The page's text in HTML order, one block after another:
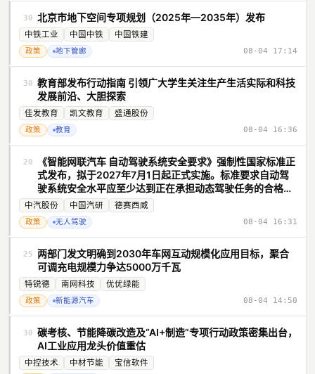
30 北京市地下空间专项规划（2025年—2035年）发布
中铁工业 中国中铁 中国铁建
政策 地下管廊 08-04 17:14
30 教育部发布行动指南 引领广大学生关注生产生活实际和科技
发展前沿、大胆探索
佳发教育 凯文教育 盛通股份
政策 教育 08-04 16:36
20
《智能网联汽车 自动驾驶系统安全要求》强制性国家标准正
式发布，拟于2027年7月1日起正式实施。标准要求自动驾
驶系统安全水平应至少达到正在承担动态驾驶任务的合格且
专注驾驶人的水平，同时不得对用户及其他道路使用者造成
不合理安全风险。在此基础上，明确系统在各类场景下执行
动态驾驶任务的安全要求，并明确最小风险策略的触发和执
行要求。
中汽股份 中国汽研 德赛西威
政策 无人驾驶 08-04 16:31
25 两部门发文明确到2030年车网互动规模化应用目标，聚合
可调充电规模力争达5000万千瓦
特锐德 南网科技 优优绿能
政策 新能源汽车 08-04 14:50
30 碳考核、节能降碳改造及“AI+制造”专项行动政策密集出台，
AI工业应用龙头价值重估
中控技术 中材节能 宝信软件